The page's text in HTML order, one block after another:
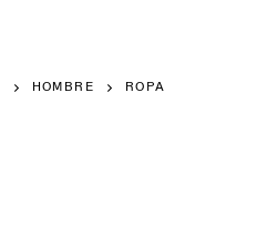
HOMBRE ROPA